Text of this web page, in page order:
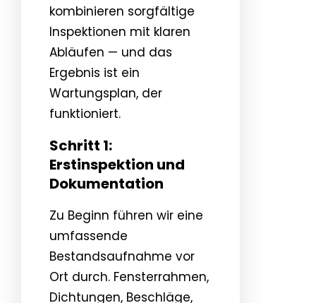
kombinieren sorgfältige
Inspektionen mit klaren
Abläufen — und das
Ergebnis ist ein
Wartungsplan, der
funktioniert.
Schritt 1:
Erstinspektion und
Dokumentation
Zu Beginn führen wir eine
umfassende
Bestandsaufnahme vor
Ort durch. Fensterrahmen,
Dichtungen, Beschläge,